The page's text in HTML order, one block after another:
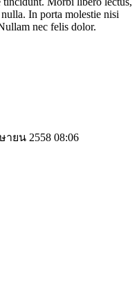
In porta molestie nisi
nec felis dolor.
ายน 2558 08:06